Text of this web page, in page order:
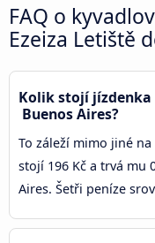
FAQ o
Ezeiza Letiště
Kolik stojí jízdenka
Buenos Aires?
To záleží mimo jiné
stojí 196 Kč a trvá mu
Aires. Šetři peníze